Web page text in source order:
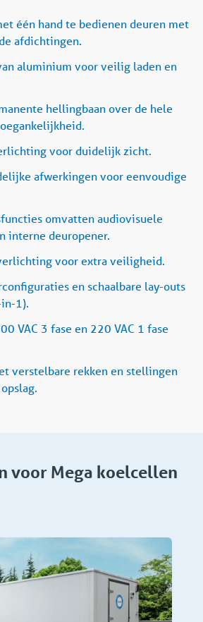
één hand te bedienen deuren met
afdichtingen.
aluminium voor veilig laden en
hellingbaan over de hele
voor duidelijk zicht.
afwerkingen voor eenvoudige
omvatten audiovisuele
interne deuropener.
voor extra veiligheid.
en schaalbare lay-outs
1).
VAC 3 fase en 220 VAC 1 fase
verstelbare rekken en stellingen
voor Mega koelcellen